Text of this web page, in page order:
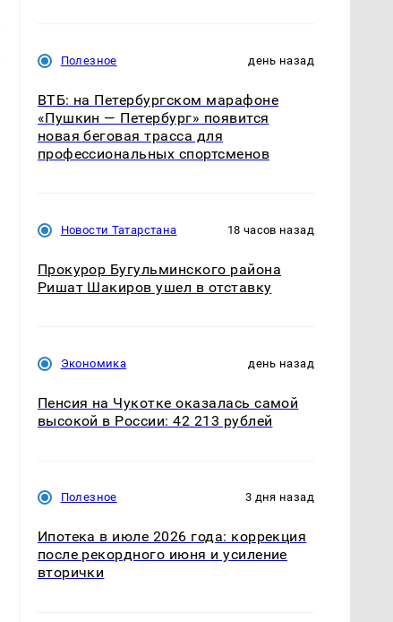
Полезное день назад
ВТБ: на Петербургском марафоне
«Пушкин — Петербург» появится
новая беговая трасса для
профессиональных спортсменов
Новости Татарстана 18 часов назад
Прокурор Бугульминского района
Ришат Шакиров ушел в отставку
Экономика день назад
Пенсия на Чукотке оказалась самой
высокой в России: 42 213 рублей
Полезное 3 дня назад
Ипотека в июле 2026 года: коррекция
после рекордного июня и усиление
вторички